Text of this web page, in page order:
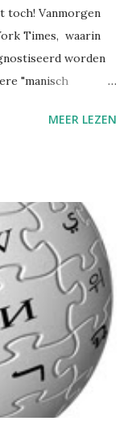
toch! Vanmorgen
Times, waarin
worden
"manisch
2003 maar liefst
door de
meer gebukt te
en irritante
hormonaal
niet normaal was.
je toch wel flink de
gebleken die
pla...
MEER LEZEN